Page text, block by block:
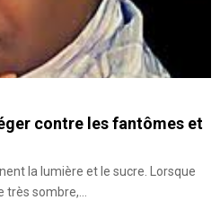
contre les fantômes et
la lumière et le sucre. Lorsque
sombre,...